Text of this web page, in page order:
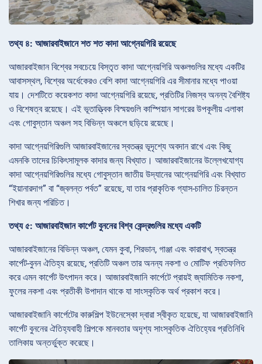
তথ্য ৪: আজারবাইজানে শত শত কাদা আগ্নেয়গিরি রয়েছে
আজারবাইজান বিশ্বের সবচেয়ে বিস্তৃত কাদা আগ্নেয়গিরি অঞ্চলগুলির মধ্যে একটির
আবাসস্থল, বিশ্বের অর্ধেকেরও বেশি কাদা আগ্নেয়গিরি এর সীমানার মধ্যে পাওয়া
যায়। দেশটিতে কয়েকশত কাদা আগ্নেয়গিরি রয়েছে, প্রতিটির নিজস্ব অনন্য বৈশিষ্ট্য
ও বিশেষত্ব রয়েছে। এই ভূতাত্ত্বিক বিস্ময়গুলি কাস্পিয়ান সাগরের উপকূলীয় এলাকা
এবং গোবুস্তান অঞ্চল সহ বিভিন্ন অঞ্চলে ছড়িয়ে রয়েছে।
কাদা আগ্নেয়গিরিগুলি আজারবাইজানের স্বতন্ত্র ভূদৃশ্যে অবদান রাখে এবং কিছু
এমনকি তাদের চিকিৎসামূলক কাদার জন্য বিখ্যাত। আজারবাইজানের উল্লেখযোগ্য
কাদা আগ্নেয়গিরিগুলির মধ্যে গোবুস্তান জাতীয় উদ্যানের আগ্নেয়গিরি এবং বিখ্যাত
“ইয়ানারদাগ” বা “জ্বলন্ত পর্বত” রয়েছে, যা তার প্রাকৃতিক গ্যাস-চালিত চিরন্তন
শিখার জন্য পরিচিত।
তথ্য ৫: আজারবাইজান কার্পেট বুননের বিশ্ব কেন্দ্রগুলির মধ্যে একটি
আজারবাইজানের বিভিন্ন অঞ্চল, যেমন কুবা, শিরভান, গাঞ্জা এবং কারাবাখ, স্বতন্ত্র
কার্পেট-বুনন ঐতিহ্য রয়েছে, প্রতিটি অঞ্চল তার অনন্য নকশা ও মোটিফ প্রতিফলিত
করে এমন কার্পেট উৎপাদন করে। আজারবাইজানি কার্পেটে প্রায়ই জ্যামিতিক নকশা,
ফুলের নকশা এবং প্রতীকী উপাদান থাকে যা সাংস্কৃতিক অর্থ প্রকাশ করে।
আজারবাইজানি কার্পেটের কারুশিল্প ইউনেস্কো দ্বারা স্বীকৃত হয়েছে, যা আজারবাইজানি
কার্পেট বুননের ঐতিহ্যবাহী শিল্পকে মানবতার অদৃশ্য সাংস্কৃতিক ঐতিহ্যের প্রতিনিধি
তালিকায় অন্তর্ভুক্ত করেছে।